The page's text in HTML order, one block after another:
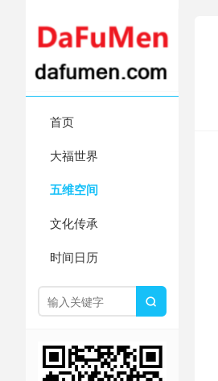
首页
大福世界
五维空间
文化传承
时间日历
